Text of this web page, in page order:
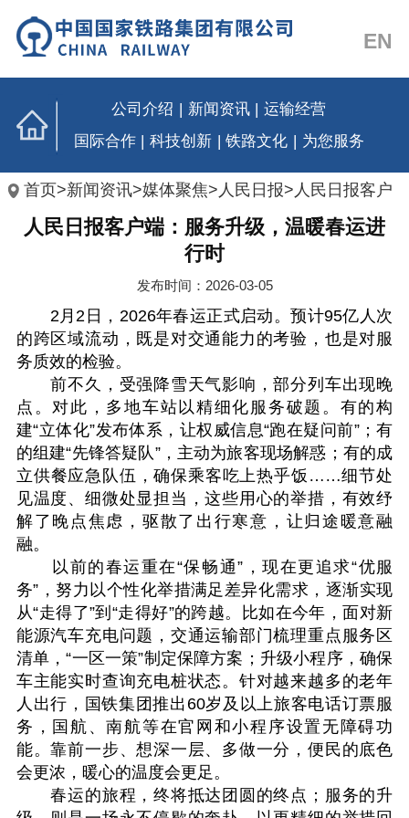
EN
公司介绍 新闻资讯
运输经营
国际合作 | 科技创新 | 铁路文化 | 为您服务
首页>新闻资讯>媒体聚焦> 人民日报> 人民日报客户
端
人民日报客户端：服务升级，温暖春运进
行时
发布时间：2026-03-05
2月2日，2026年春运正式启动。预计95亿人次
的跨区域流动，既是对交通能力的考验，也是对服
务质效的检验。
前不久，受强降雪天气影响，部分列车出现晚
点。对此，多地车站以精细化服务破题。有的构
建“立体化”发布体系，让权威信息“跑在疑问前”；有
的组建“先锋答疑队”，主动为旅客现场解惑；有的成
立供餐应急队伍，确保乘客吃上热乎饭……细节处
见温度、细微处显担当，这些用心的举措，有效纾
解了晚点焦虑，驱散了出行寒意，让归途暖意融
融。
以前的春运重在“保畅通”，现在更追求“优服
务”，努力以个性化举措满足差异化需求，逐渐实现
从“走得了”到“走得好”的跨越。比如在今年，面对新
能源汽车充电问题，交通运输部门梳理重点服务区
清单，“一区一策”制定保障方案；升级小程序，确保
车主能实时查询充电桩状态。针对越来越多的老年
人出行，国铁集团推出60岁及以上旅客电话订票服
务，国航、南航等在官网和小程序设置无障碍功
能。靠前一步、想深一层、多做一分，便民的底色
会更浓，暖心的温度会更足。
春运的旅程，终将抵达团圆的终点；服务的升